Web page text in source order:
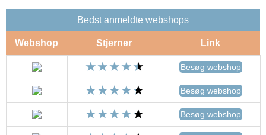
Bedst anmeldte webshops
Webshop Stjerner Link
Besøg webshop
Besøg webshop
Besøg webshop